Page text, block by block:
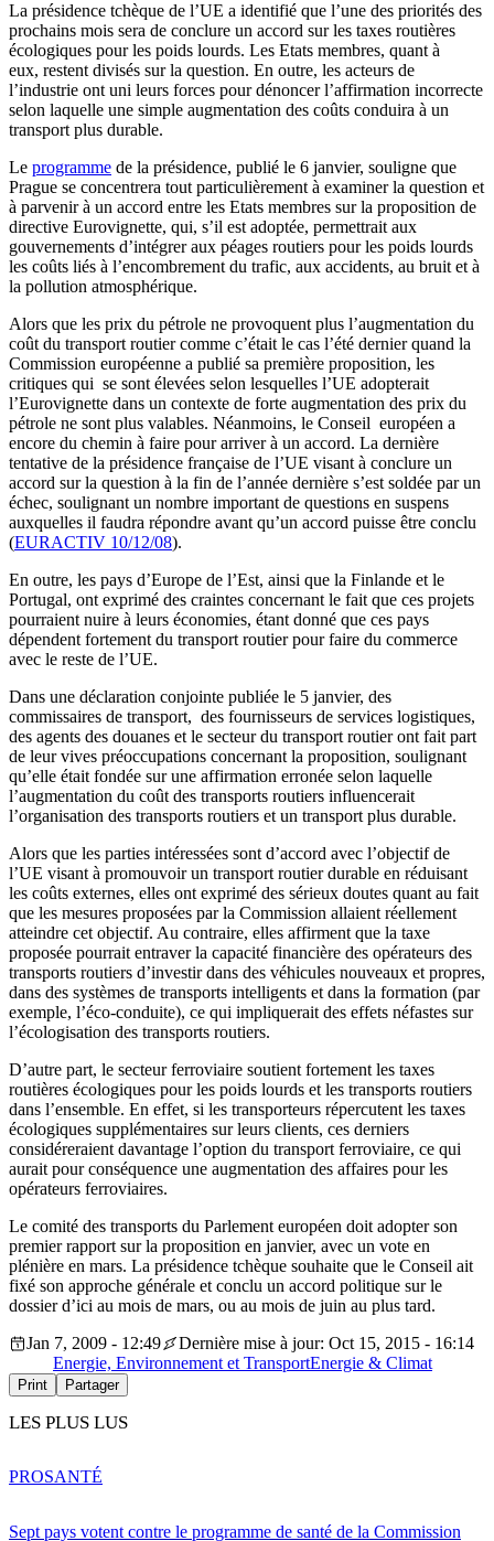
La présidence tchèque de l’UE a identifié que l’une des priorités des
prochains mois sera de conclure un accord sur les taxes routières
écologiques pour les poids lourds. Les Etats membres, quant à
eux, restent divisés sur la question. En outre, les acteurs de
l’industrie ont uni leurs forces pour dénoncer l’affirmation incorrecte
selon laquelle une simple augmentation des coûts conduira à un
transport plus durable.
Le programme de la présidence, publié le 6 janvier, souligne que
Prague se concentrera tout particulièrement à examiner la question et
à parvenir à un accord entre les Etats membres sur la proposition de
directive Eurovignette, qui, s’il est adoptée, permettrait aux
gouvernements d’intégrer aux péages routiers pour les poids lourds
les coûts liés à l’encombrement du trafic, aux accidents, au bruit et à
la pollution atmosphérique.
Alors que les prix du pétrole ne provoquent plus l’augmentation du
coût du transport routier comme c’était le cas l’été dernier quand la
Commission européenne a publié sa première proposition, les
critiques qui se sont élevées selon lesquelles l’UE adopterait
l’Eurovignette dans un contexte de forte augmentation des prix du
pétrole ne sont plus valables. Néanmoins, le Conseil européen a
encore du chemin à faire pour arriver à un accord. La dernière
tentative de la présidence française de l’UE visant à conclure un
accord sur la question à la fin de l’année dernière s’est soldée par un
échec, soulignant un nombre important de questions en suspens
auxquelles il faudra répondre avant qu’un accord puisse être conclu
(EURACTIV 10/12/08).
En outre, les pays d’Europe de l’Est, ainsi que la Finlande et le
Portugal, ont exprimé des craintes concernant le fait que ces projets
pourraient nuire à leurs économies, étant donné que ces pays
dépendent fortement du transport routier pour faire du commerce
avec le reste de l’UE.
Dans une déclaration conjointe publiée le 5 janvier, des
commissaires de transport, des fournisseurs de services logistiques,
des agents des douanes et le secteur du transport routier ont fait part
de leur vives préoccupations concernant la proposition, soulignant
qu’elle était fondée sur une affirmation erronée selon laquelle
l’augmentation du coût des transports routiers influencerait
l’organisation des transports routiers et un transport plus durable.
Alors que les parties intéressées sont d’accord avec l’objectif de
l’UE visant à promouvoir un transport routier durable en réduisant
les coûts externes, elles ont exprimé des sérieux doutes quant au fait
que les mesures proposées par la Commission allaient réellement
atteindre cet objectif. Au contraire, elles affirment que la taxe
proposée pourrait entraver la capacité financière des opérateurs des
transports routiers d’investir dans des véhicules nouveaux et propres,
dans des systèmes de transports intelligents et dans la formation (par
exemple, l’éco-conduite), ce qui impliquerait des effets néfastes sur
l’écologisation des transports routiers.
D’autre part, le secteur ferroviaire soutient fortement les taxes
routières écologiques pour les poids lourds et les transports routiers
dans l’ensemble. En effet, si les transporteurs répercutent les taxes
écologiques supplémentaires sur leurs clients, ces derniers
considéreraient davantage l’option du transport ferroviaire, ce qui
aurait pour conséquence une augmentation des affaires pour les
opérateurs ferroviaires.
Le comité des transports du Parlement européen doit adopter son
premier rapport sur la proposition en janvier, avec un vote en
plénière en mars. La présidence tchèque souhaite que le Conseil ait
fixé son approche générale et conclu un accord politique sur le
dossier d’ici au mois de mars, ou au mois de juin au plus tard.
Jan 7, 2009 - 12:49
Dernière mise à jour: Oct 15, 2015 - 16:14
Energie, Environnement et TransportEnergie & Climat
Print Partager
LES PLUS LUS
Sept pays votent contre le programme de santé de la Commission
PROSANTÉ